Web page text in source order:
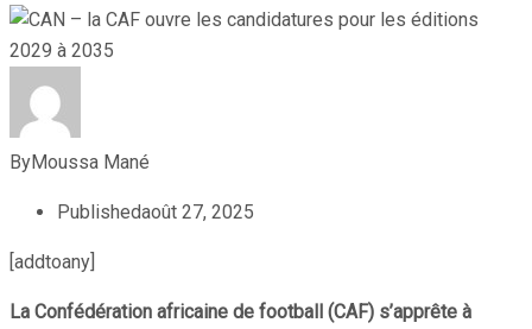
ByMoussa Mané
Publishedaoût 27, 2025
[addtoany]
La Confédération africaine de football (CAF) s’apprête à